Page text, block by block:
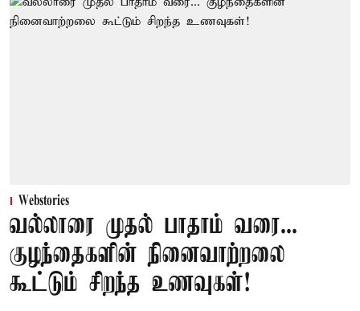
Webstories
வல்லாரை முதல் பாதாம் வரை...
குழந்தைகளின் நினைவாற்றலை
கூட்டும் சிறந்த உணவுகள்!